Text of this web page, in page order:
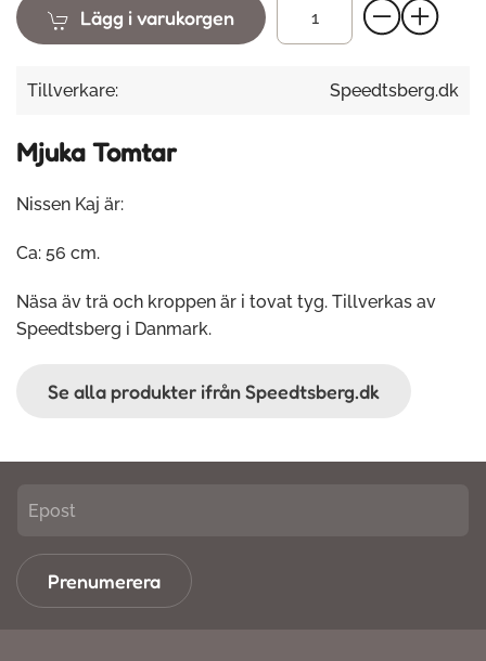
Lägg i varukorgen
Tillverkare: Speedtsberg.dk
Mjuka Tomtar
Nissen Kaj är:
Ca: 56 cm.
Näsa äv trä och kroppen är i tovat tyg. Tillverkas av
Speedtsberg i Danmark.
Se alla produkter ifrån Speedtsberg.dk
Prenumerera